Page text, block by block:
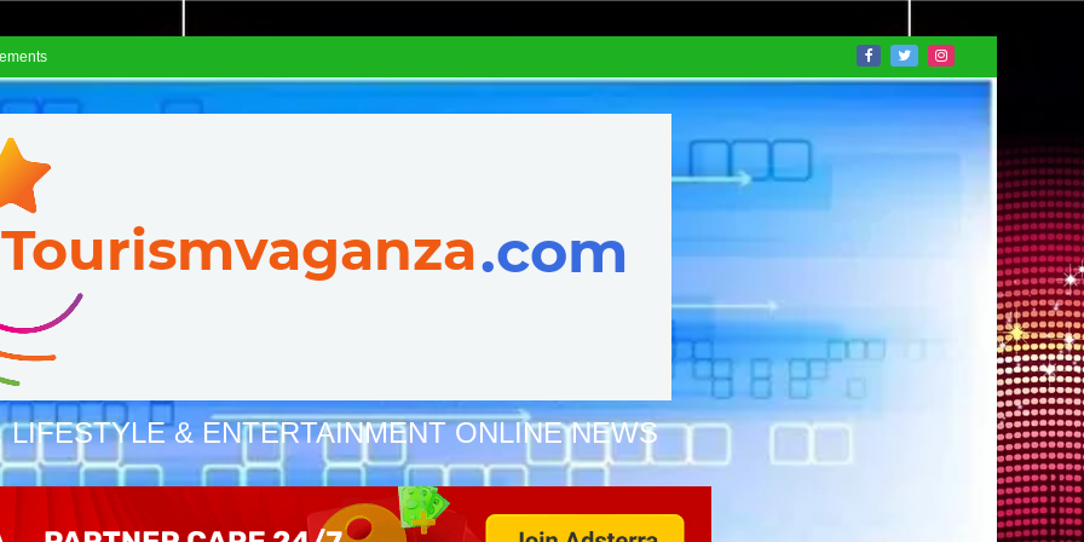
LIFESTYLE & ENTERTAINMENT ONLINE NEWS